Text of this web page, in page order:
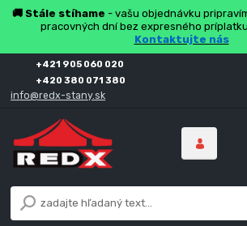
🚚 Stále stíhame - vašu objednávku
pracovných dní bez expresného
Kontaktujte nás
+421 905 060 020
+420 380 071 380
info@redx-stany.sk